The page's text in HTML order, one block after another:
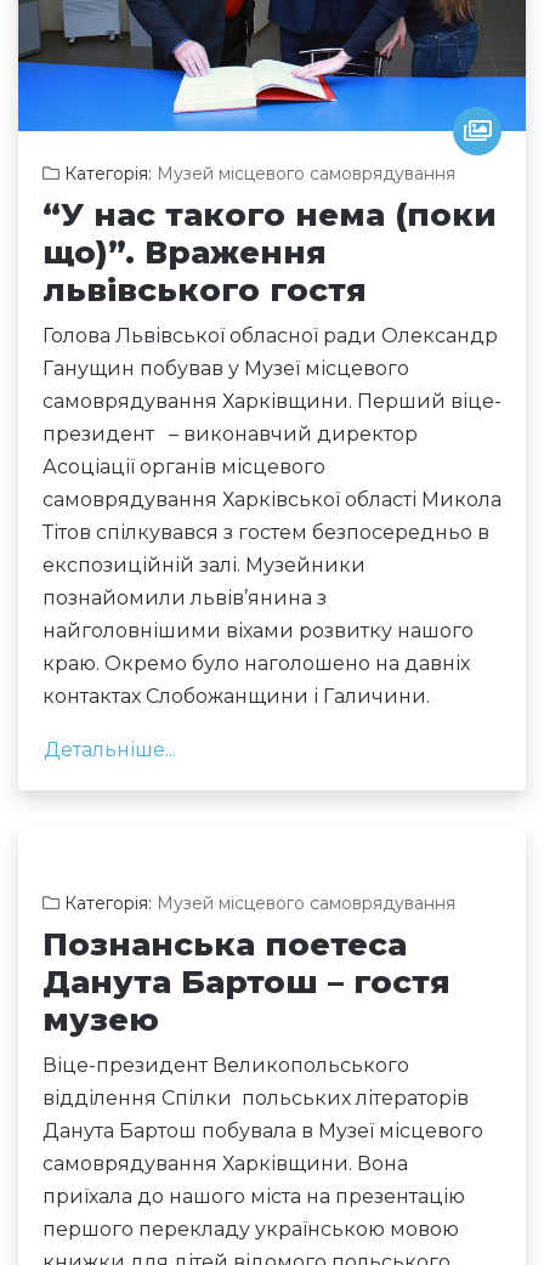
Категорія: Музей місцевого самоврядування
“У нас такого нема (поки
що)”. Враження
львівського гостя
Голова Львівської обласної ради Олександр
Ганущин побував у Музеї місцевого
самоврядування Харківщини. Перший віце-
президент – виконавчий директор
Асоціації органів місцевого
самоврядування Харківської області Микола
Тітов спілкувався з гостем безпосередньо в
експозиційній залі. Музейники
познайомили львів’янина з
найголовнішими віхами розвитку нашого
краю. Окремо було наголошено на давніх
контактах Слобожанщини і Галичини.
Детальніше...
Категорія: Музей місцевого самоврядування
Познанська поетеса
Данута Бартош – гостя
музею
Віце-президент Великопольського
відділення Спілки польських літераторів
Данута Бартош побувала в Музеї місцевого
самоврядування Харківщини. Вона
приїхала до нашого міста на презентацію
першого перекладу українською мовою